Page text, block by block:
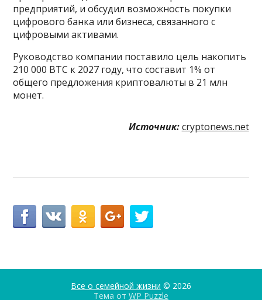
предприятий, и обсудил возможность покупки
цифрового банка или бизнеса, связанного с
цифровыми активами.
Руководство компании поставило цель накопить
210 000 BTC к 2027 году, что составит 1% от
общего предложения криптовалюты в 21 млн
монет.
Источник: cryptonews.net
Все о семейной жизни © 2026
Тема от WP Puzzle